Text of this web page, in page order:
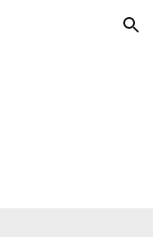
Skip to navigation